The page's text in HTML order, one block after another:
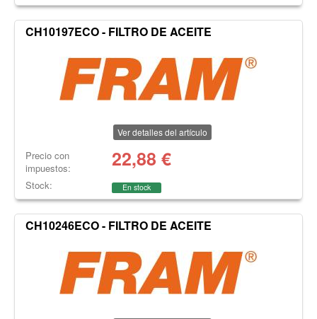
CH10197ECO - FILTRO DE ACEITE
Ver detalles del artículo
Precio con
impuestos:
22,88 €
Stock: En stock
CH10246ECO - FILTRO DE ACEITE